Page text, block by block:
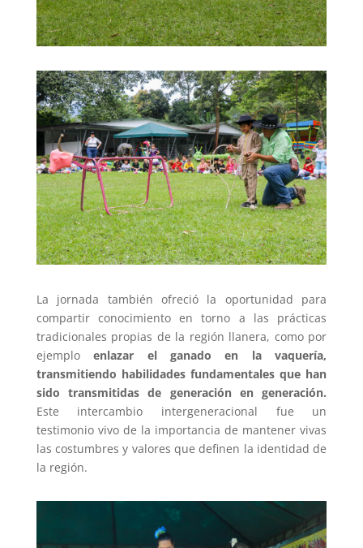
La jornada también ofreció la oportunidad para
compartir conocimiento en torno a las prácticas
tradicionales propias de la región llanera, como por
ejemploenlazar el ganado en la vaquería,
transmitiendo habilidades fundamentales que han
sido transmitidas de generación en generación.
Este intercambio intergeneracional fue un
testimonio vivo de la importancia de mantener vivas
las costumbres y valores que definen la identidad de
la región.